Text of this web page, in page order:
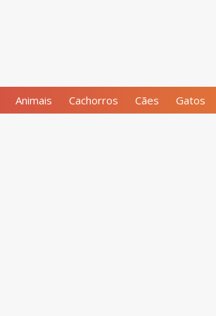
Animais Cachorros Cães Gatos